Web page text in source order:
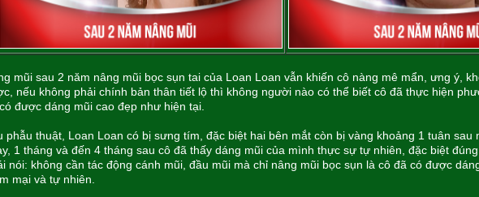
mũi sau 2 năm nâng mũi bọc sụn tai của Loan Loan vẫn khiến cô nàng mê mẩn, ưng ý,
nếu không phải chính bản thân tiết lộ thì không người nào có thể biết cô đã thực hiện
được dáng mũi cao đẹp như hiện tại.
phẫu thuật, Loan Loan có bị sưng tím, đặc biệt hai bên mắt còn bị vàng khoảng 1 tuân sau
1 tháng và đến 4 tháng sau cô đã thấy dáng mũi của mình thực sự tự nhiên, đặc biệt
nói: không cần tác động cánh mũi, đầu mũi mà chỉ nâng mũi bọc sụn là cô đã có được
mại và tự nhiên.